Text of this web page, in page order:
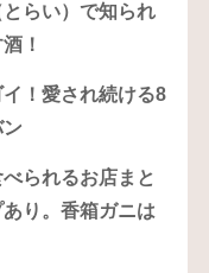
とらい）で知られ
！
！愛され続ける8
られるお店まと
り。香箱ガニは